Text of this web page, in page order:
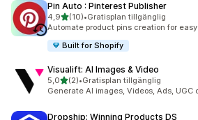
Pin Auto : Pinterest Publisher
4,9av 5 stjärnor
(10)
10 recensioner totalt
•Gratisplan tillgänglig
Automate product pins creation for
Built for Shopify
Visualift: AI Images & Video
5,0av 5 stjärnor
(2)
2 recensioner totalt
•Gratisplan tillgänglig
Generate AI images, Videos, Ads, UGC
Dropship: Winning Products DS